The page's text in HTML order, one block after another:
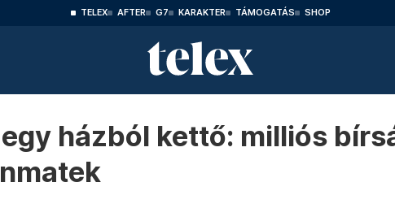
TELEX AFTER G7 KARAKTER TÁMOGATÁS SHOP
házból kettő: milliós